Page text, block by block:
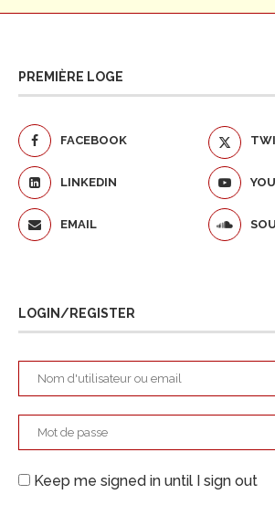
PREMIÈRE LOGE
FACEBOOK
LINKEDIN
EMAIL
LOGIN/REGISTER
Keep me signed in until I sign out